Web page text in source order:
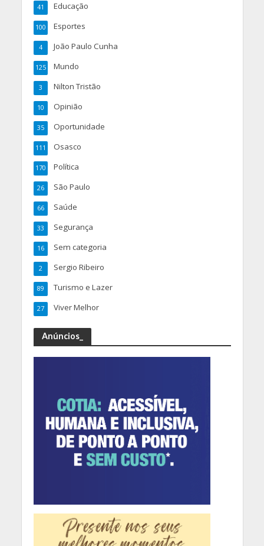
Educação
41
Esportes
100
João Paulo Cunha
4
Mundo
125
Nilton Tristão
3
Opinião
10
Oportunidade
35
Osasco
111
Política
170
São Paulo
26
Saúde
66
Segurança
33
Sem categoria
16
Sergio Ribeiro
2
Turismo e Lazer
89
Viver Melhor
27
Anúncios_